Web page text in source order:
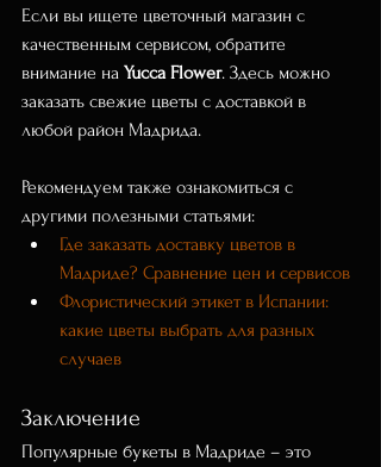
Если вы ищете цветочный магазин с
качественным сервисом, обратите
внимание на Yucca Flower. Здесь можно
заказать свежие цветы с доставкой в
любой район Мадрида.
Рекомендуем также ознакомиться с
другими полезными статьями:
Где заказать доставку цветов в
Мадриде? Сравнение цен и сервисов
Флористический этикет в Испании:
какие цветы выбрать для разных
случаев
Заключение
Популярные букеты в Мадриде – это